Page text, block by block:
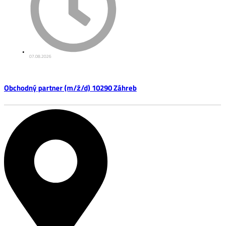
07.08.2026
Obchodný partner (m/ž/d) 10290 Záhreb